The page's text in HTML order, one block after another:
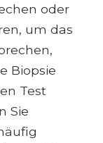
oder
um das
Biopsie
Test
Sie